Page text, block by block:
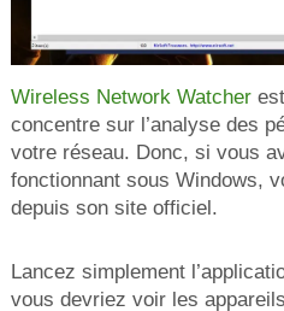
Wireless Network Watcherest
concentre sur l’analyse des
votre réseau. Donc, si vous
fonctionnant sous Windows,
depuis son site officiel.
Lancez simplement
vous devriez voir les